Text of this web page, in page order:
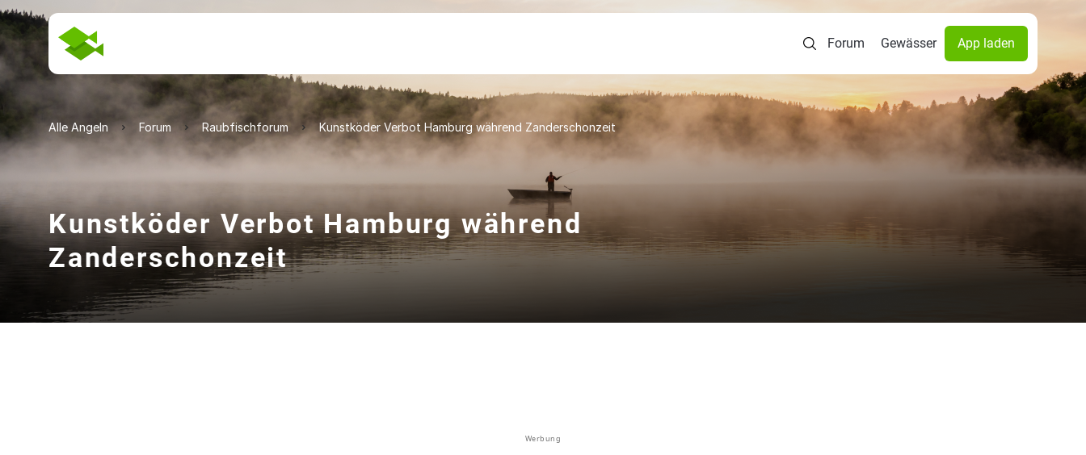
Forum Gewässer App laden
Alle Angeln Forum Raubfischforum Kunstköder Verbot Hamburg während Zanderschonzeit
Kunstköder Verbot Hamburg während
Zanderschonzeit
Werbung